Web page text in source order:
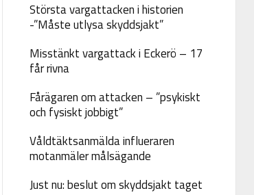
Största vargattacken i historien
-”Måste utlysa skyddsjakt”
Misstänkt vargattack i Eckerö – 17
får rivna
Fårägaren om attacken – ”psykiskt
och fysiskt jobbigt”
Våldtäktsanmälda influeraren
motanmäler målsägande
Just nu: beslut om skyddsjakt taget